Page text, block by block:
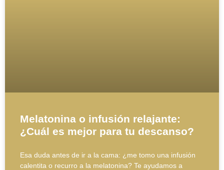
Melatonina o infusión relajante:
¿Cuál es mejor para tu descanso?
Esa duda antes de ir a la cama: ¿me tomo una infusión
calentita o recurro a la melatonina? Te ayudamos a